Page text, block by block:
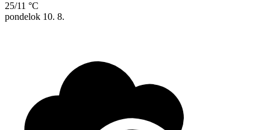
25/11 °C
pondelok 10. 8.